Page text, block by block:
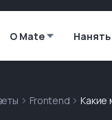
О Mate
Frontend Какие